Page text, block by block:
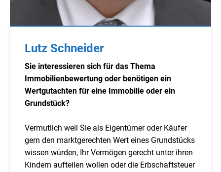
Lutz Schneider
Sie interessieren sich für das Thema
Immobilienbewertung oder benötigen ein
Wertgutachten für eine Immobilie oder ein
Grundstück?
Vermutlich weil Sie als Eigentümer oder Käufer
gern den marktgerechten Wert eines Grundstücks
wissen würden, Ihr Vermögen gerecht unter ihren
Kindern aufteilen wollen oder die Erbschaftsteuer